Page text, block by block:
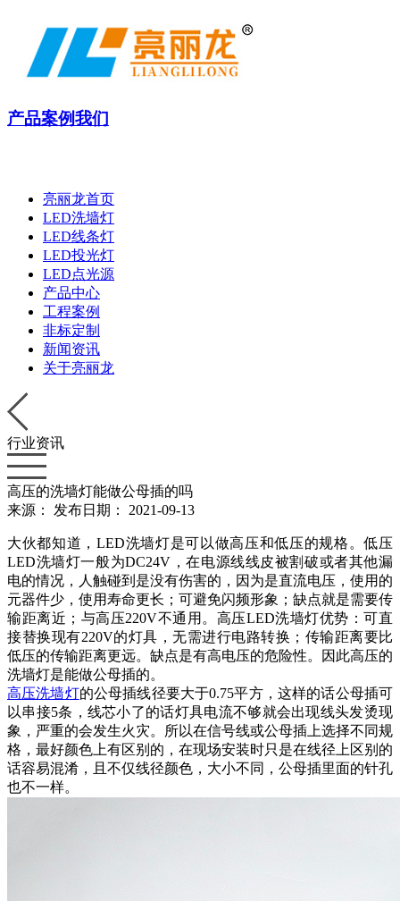
产品案例我们
亮丽龙首页
LED洗墙灯
LED线条灯
LED投光灯
LED点光源
产品中心
工程案例
非标定制
新闻资讯
关于亮丽龙
行业资讯
高压的洗墙灯能做公母插的吗
来源： 发布日期： 2021-09-13
大伙都知道，LED洗墙灯是可以做高压和低压的规格。低压
LED洗墙灯一般为DC24V，在电源线线皮被割破或者其他漏
电的情况，人触碰到是没有伤害的，因为是直流电压，使用的
元器件少，使用寿命更长；可避免闪频形象；缺点就是需要传
输距离近；与高压220V不通用。高压LED洗墙灯优势：可直
接替换现有220V的灯具，无需进行电路转换；传输距离要比
低压的传输距离更远。缺点是有高电压的危险性。因此高压的
洗墙灯是能做公母插的。
高压洗墙灯的公母插线径要大于0.75平方，这样的话公母插可
以串接5条，线芯小了的话灯具电流不够就会出现线头发烫现
象，严重的会发生火灾。所以在信号线或公母插上选择不同规
格，最好颜色上有区别的，在现场安装时只是在线径上区别的
话容易混淆，且不仅线径颜色，大小不同，公母插里面的针孔
也不一样。